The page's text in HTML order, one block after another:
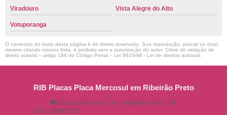
Viradouro Vista Alegre do Alto
Votuporanga
O conteúdo do texto desta página é de direito reservado. Sua reprodução, parcial ou total,
mesmo citando nossos links, é proibida sem a autorização do autor. Crime de violação de
direito autoral – artigo 184 do Código Penal – Lei 9610/98 - Lei de direitos autorais
RIB Placas Placa Mercosul em Ribeirão Preto
Rua Castro Alves, 244 - Ribeirão Preto - SP
CEP: 14080-370